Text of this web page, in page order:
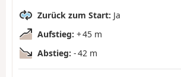
Zurück zum Start: Ja
Aufstieg: + 45 m
Abstieg: - 42 m